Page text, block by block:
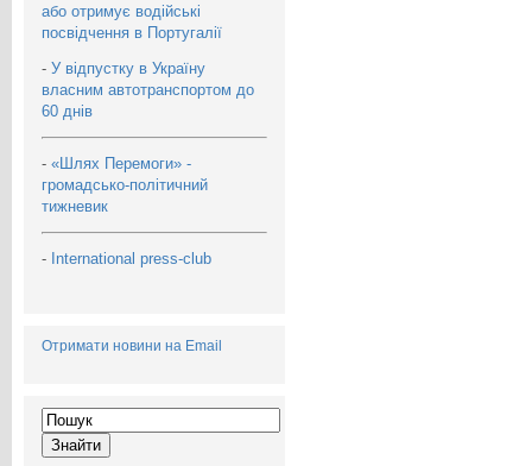
або отримує водійські
посвідчення в Португалії
- У відпустку в Україну
власним автотранспортом до
60 днів
- «Шлях Перемоги» -
громадсько-політичний
тижневик
- International press-club
Отримати новини на Email